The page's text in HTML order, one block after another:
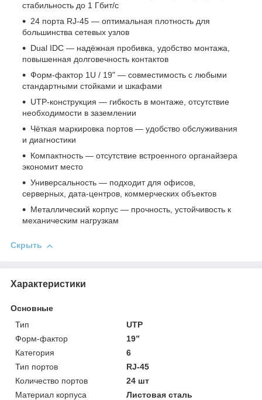
стабильность до 1 Гбит/с
24 порта RJ‑45 — оптимальная плотность для
большинства сетевых узлов
Dual IDC — надёжная пробивка, удобство монтажа,
повышенная долговечность контактов
Форм‑фактор 1U / 19" — совместимость с любыми
стандартными стойками и шкафами
UTP‑конструкция — гибкость в монтаже, отсутствие
необходимости в заземлении
Чёткая маркировка портов — удобство обслуживания
и диагностики
Компактность — отсутствие встроенного органайзера
экономит место
Универсальность — подходит для офисов,
серверных, дата‑центров, коммерческих объектов
Металлический корпус — прочность, устойчивость к
механическим нагрузкам
Скрыть
Характеристики
Основные
Тип
UTP
Форм-фактор
19”
Категория
6
Тип портов
RJ-45
Количество портов
24 шт
Материал корпуса
Листовая сталь